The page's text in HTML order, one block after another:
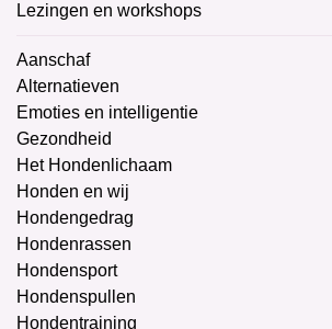
Lezingen en workshops
Aanschaf
Alternatieven
Emoties en intelligentie
Gezondheid
Het Hondenlichaam
Honden en wij
Hondengedrag
Hondenrassen
Hondensport
Hondenspullen
Hondentraining